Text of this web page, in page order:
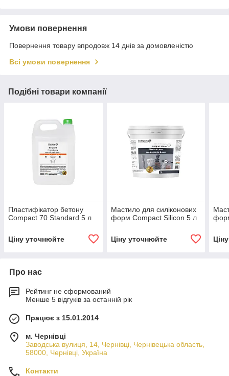
Умови повернення
Повернення товару впродовж 14 днів за домовленістю
Всі умови повернення
Подібні товари компанії
Пластифікатор бетону
Compact 70 Standard 5 л
Ціну уточнюйте
Мастило для силіконових
форм Compact Silicon 5 л
Ціну уточнюйте
Про нас
Рейтинг не сформований
Менше 5 відгуків за останній рік
Працює з 15.01.2014
м. Чернівці
Заводська вулиця, 14, Чернівці, Чернівецька область,
58000, Чернівці, Україна
Контакти